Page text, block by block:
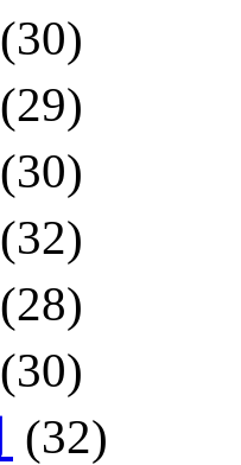
(30)
(29)
(30)
(32)
(28)
(30)
(32)